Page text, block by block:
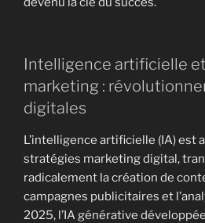
Intelligence artificielle
marketing :
digitales
L’intelligence artificielle (IA) est
stratégies marketing digital,
radicalement la création de
campagnes publicitaires et
2025, l’IA générative